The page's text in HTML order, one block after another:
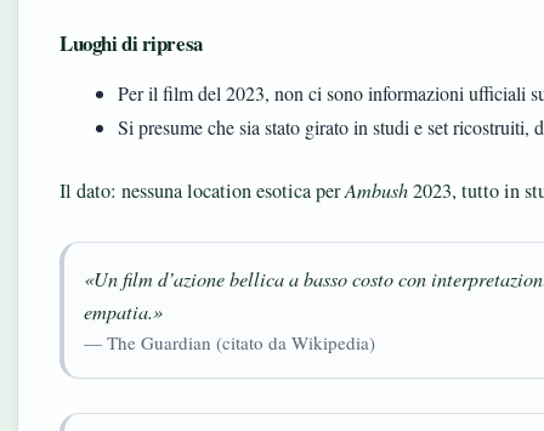
Luoghi di ripresa
Per il film del 2023, non ci sono informazioni ufficiali
Si presume che sia stato girato in studi e set ricostruiti,
Il dato: nessuna location esotica perAmbush2023, tutto in
«Un film d’azione bellica a basso costo con
empatia.»
— The Guardian (citato da Wikipedia)